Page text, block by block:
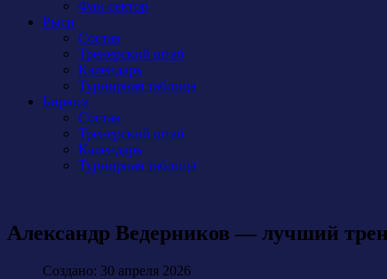
Фан-сектор
Рыси
Состав
Тренерский штаб
Календарь
Турнирная таблица
Бирюса
Состав
Тренерский штаб
Календарь
Турнирная таблица
Александр Ведерников — лучший
Создано: 30 апреля 2026